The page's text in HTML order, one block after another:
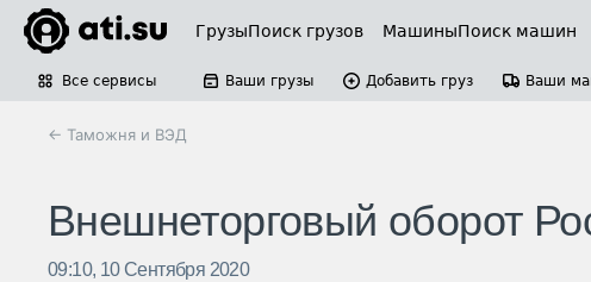
ГрузыПоиск грузов МашиныПоиск машин
Все сервисы Ваши грузы Добавить груз Ваши
← Таможня и ВЭД
Внешнеторговый оборот
09:10, 10 Сентября 2020